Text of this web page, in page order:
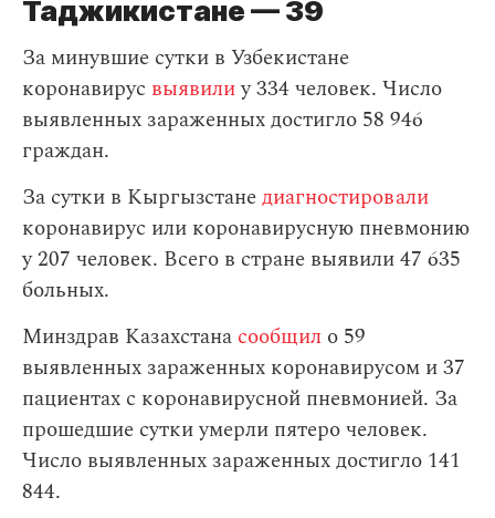
Таджикистане — 39
За минувшие сутки в Узбекистане
коронавирус выявилиу 334 человек. Число
выявленных зараженных достигло 58 946
граждан.
За сутки в Кыргызстанедиагностировали
коронавирус или коронавирусную пневмонию
у 207 человек. Всего в стране выявили 47 635
больных.
Минздрав Казахстана сообщил о 59
выявленных зараженных коронавирусом и 37
пациентах с коронавирусной пневмонией. За
прошедшие сутки умерли пятеро человек.
Число выявленных зараженных достигло 141
844.